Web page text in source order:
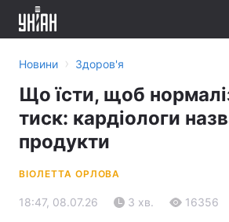
Новини › Здоров'я
Що їсти, щоб
тиск: кардіологи
продукти
ВІОЛЕТТА ОРЛОВА
18:47, 08.07.26 3 хв. 16356